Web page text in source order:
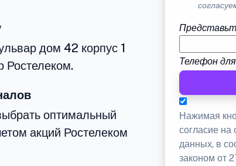
дом 42 корпус 1
Ростелеком.
оптимальный
акций Ростелеком
Телефон
Нажимая
согласие на
данных, в
законом от